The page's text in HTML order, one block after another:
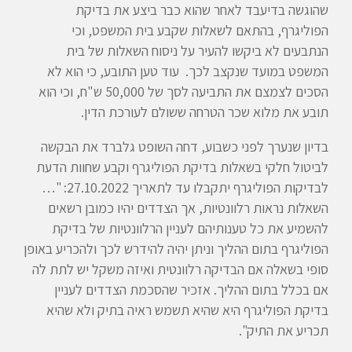
שהוגשה בדיעבד לאחר שהוא כבר ביצע את בדיקת
הפוליגרף, בהתאם לשאלות שקבע בית המשפט, וכי
הנתבעים לא ביקשו להעיר על ניסוח השאלות של בית
המשפט במועד שנקצב לכך. עוד טען התובע, כי הוא לא
הסכים לצמצם את התביעה לסך של 50,000 ש"ח, וכי הוא
תובע את מלוא שכר הטרחה ששולם לעורכת הדין.
בדיון שנערך לפני כשבוע, דחה השופט גלברד את הבקשה
לביטול חלקי בשאלות בדיקת הפוליגרף וקבע שחוות הדעת
לבדיקות הפוליגרף יתקבלו עד לתאריך 27.10.2022: "…
השאלות נראות רלוונטיות, אך הצדדים יהיו כמובן רשאים
להשמיע את כל טענותיהם לעניין הרלוונטיות של בדיקת
הפוליגרף בתום ההליך וניתן יהיה להידרש לכך ולהכריע באופן
סופי בשאלה אם הבדיקה רלוונטית ואיזה משקל יש לתת לה
אם בכלל בתום ההליך. אזכיר שהסכמת הצדדים לעניין
בדיקת הפוליגרף היא שהיא תשמש ראיה בתיק ולא שהיא
תכריע את התיק".